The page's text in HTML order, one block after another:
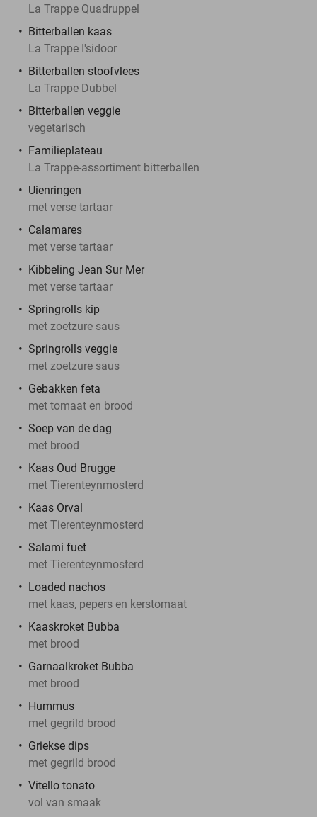
La Trappe Quadruppel
Bitterballen kaas
La Trappe I'sidoor
Bitterballen stoofvlees
La Trappe Dubbel
Bitterballen veggie
vegetarisch
Familieplateau
La Trappe-assortiment bitterballen
Uienringen
met verse tartaar
Calamares
met verse tartaar
Kibbeling Jean Sur Mer
met verse tartaar
Springrolls kip
met zoetzure saus
Springrolls veggie
met zoetzure saus
Gebakken feta
met tomaat en brood
Soep van de dag
met brood
Kaas Oud Brugge
met Tierenteynmosterd
Kaas Orval
met Tierenteynmosterd
Salami fuet
met Tierenteynmosterd
Loaded nachos
met kaas, pepers en kerstomaat
Kaaskroket Bubba
met brood
Garnaalkroket Bubba
met brood
Hummus
met gegrild brood
Griekse dips
met gegrild brood
Vitello tonato
vol van smaak